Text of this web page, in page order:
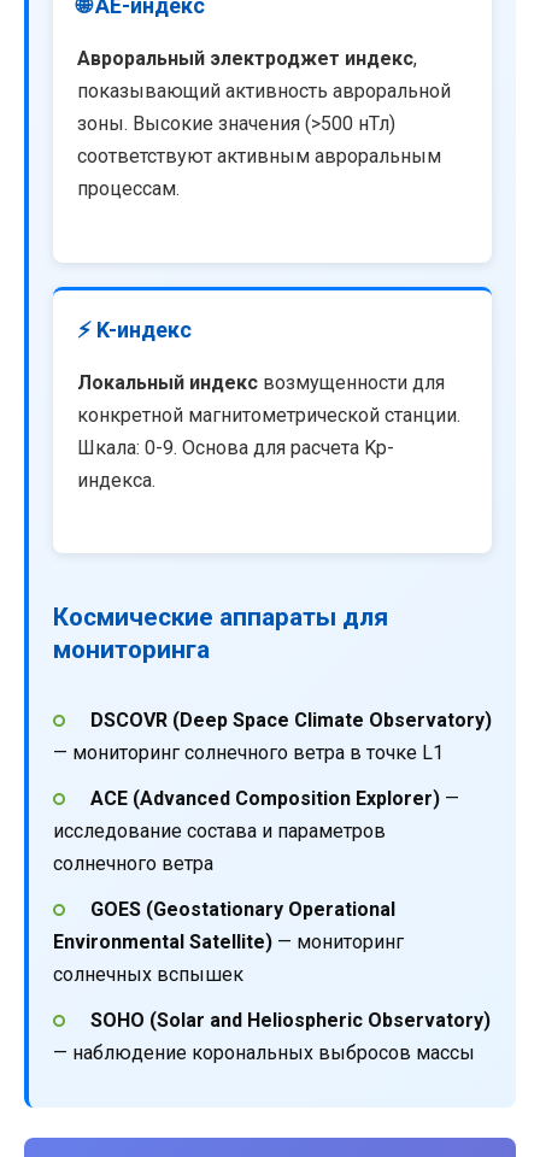
🌐 AE-индекс
Авроральный электроджет индекс,
показывающий активность авроральной
зоны. Высокие значения (>500 нТл)
соответствуют активным авроральным
процессам.
⚡ K-индекс
Локальный индекс возмущенности для
конкретной магнитометрической станции.
Шкала: 0-9. Основа для расчета Kp-
индекса.
Космические аппараты для
мониторинга
DSCOVR (Deep Space Climate Observatory)
— мониторинг солнечного ветра в точке L1
ACE (Advanced Composition Explorer)—
исследование состава и параметров
солнечного ветра
GOES (Geostationary Operational
Environmental Satellite) — мониторинг
солнечных вспышек
SOHO (Solar and Heliospheric Observatory)
— наблюдение корональных выбросов массы